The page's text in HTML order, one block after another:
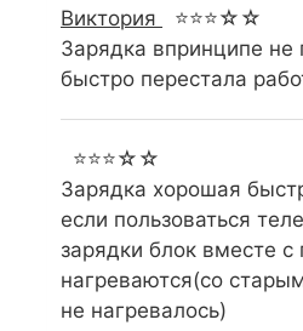
Виктория
⭐⭐⭐☆☆
Зарядка впринципе не
быстро перестала
⭐⭐⭐☆☆
Зарядка хорошая
если пользоваться
зарядки блок вместе
нагреваются(со
не нагревалось)